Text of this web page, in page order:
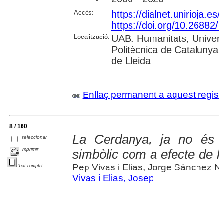
Accés:
https://
https://doi.org/
Localització: UAB: Humanitats;
Politècnica de
de Lleida
Enllaç permanent a aquest
8 / 160
seleccionar
imprimir
Text complet
La Cerdanya, ja no és
simbòlic com a efecte de
Pep Vivas i Elias, Jorge Sánchez
Vivas i Elias, Josep